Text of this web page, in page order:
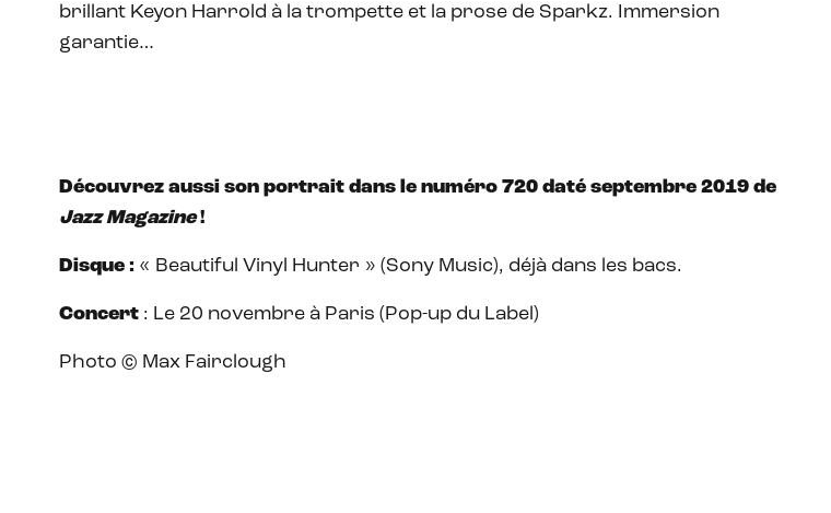
brillant Keyon Harrold à la trompette et la prose de Sparkz. Immersion
garantie…
Découvrez aussi son portrait dans le numéro 720 daté septembre 2019 de
Jazz Magazine!
Disque : « Beautiful Vinyl Hunter » (Sony Music), déjà dans les bacs.
Concert : Le 20 novembre à Paris (Pop-up du Label)
Photo © Max Fairclough